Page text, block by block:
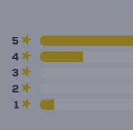
5
4
3
2
1